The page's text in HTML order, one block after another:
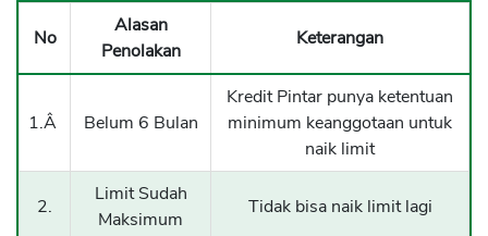
No
Alasan
Penolakan
Keterangan
1.Â Belum 6 Bulan
Kredit Pintar punya ketentuan
minimum keanggotaan untuk
naik limit
2.
Limit Sudah
Maksimum
Tidak bisa naik limit lagi